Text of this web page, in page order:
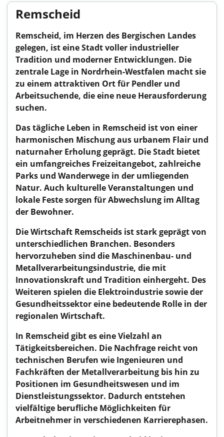
Remscheid
Remscheid, im Herzen des Bergischen Landes
gelegen, ist eine Stadt voller industrieller
Tradition und moderner Entwicklungen. Die
zentrale Lage in Nordrhein-Westfalen macht sie
zu einem attraktiven Ort für Pendler und
Arbeitsuchende, die eine neue Herausforderung
suchen.
Das tägliche Leben in Remscheid ist von einer
harmonischen Mischung aus urbanem Flair und
naturnaher Erholung geprägt. Die Stadt bietet
ein umfangreiches Freizeitangebot, zahlreiche
Parks und Wanderwege in der umliegenden
Natur. Auch kulturelle Veranstaltungen und
lokale Feste sorgen für Abwechslung im Alltag
der Bewohner.
Die Wirtschaft Remscheids ist stark geprägt von
unterschiedlichen Branchen. Besonders
hervorzuheben sind die Maschinenbau- und
Metallverarbeitungsindustrie, die mit
Innovationskraft und Tradition einhergeht. Des
Weiteren spielen die Elektroindustrie sowie der
Gesundheitssektor eine bedeutende Rolle in der
regionalen Wirtschaft.
In Remscheid gibt es eine Vielzahl an
Tätigkeitsbereichen. Die Nachfrage reicht von
technischen Berufen wie Ingenieuren und
Fachkräften der Metallverarbeitung bis hin zu
Positionen im Gesundheitswesen und im
Dienstleistungssektor. Dadurch entstehen
vielfältige berufliche Möglichkeiten für
Arbeitnehmer in verschiedenen Karrierephasen.